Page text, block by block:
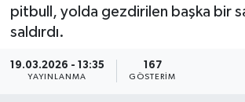
pitbull, yolda gezdirilen başka bir
saldırdı.
19.03.2026 - 13:35
YAYINLANMA
167
GÖSTERIM
Magazin
Resmi İlanlar
Haber Arşivi